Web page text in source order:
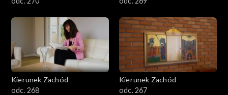
Kierunek Zachód
odc. 268
Kierunek Zachód
odc. 267